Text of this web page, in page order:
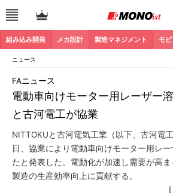
組み込み開発 メカ設計 製造マネジメント モ
ニュース
電動車向けモーター用レーザー
と古河電工が協業
FAニュース
NITTOKUと古河電気工業（以下、古河電
日、協業により電動車向けモーター用レ
たと発表した。電動化が加速し需要が高
製造の生産効率向上に貢献する。
[